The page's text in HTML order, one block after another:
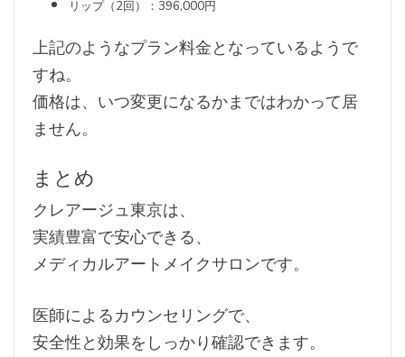
リップ（2回）：396,000円
上記のようなプラン料金となっているようで
すね。
価格は、いつ変更になるかまではわかって居
ません。
まとめ
クレアージュ東京は、
実績豊富で安心できる、
メディカルアートメイクサロンです。
医師によるカウンセリングで、
安全性と効果をしっかり確認できます。